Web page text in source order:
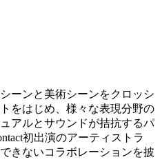
ーンと美術シーンをクロッシ
をはじめ、様々な表現分野の
アルとサウンドが拮抗するパ
初出演のアーティストラ
きないコラボレーションを披